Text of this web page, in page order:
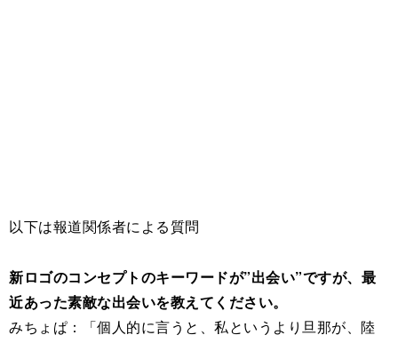
以下は報道関係者による質問
新ロゴのコンセプトのキーワードが”出会い”ですが、最
近あった素敵な出会いを教えてください。
みちょぱ：「個人的に言うと、私というより旦那が、陸